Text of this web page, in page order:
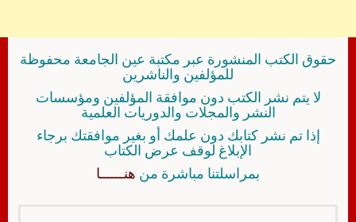
حقوق الكتب المنشورة عبر مكتبة عين الجامعة محفوظة
للمؤلفين والناشرين
لا يتم نشر الكتب دون موافقة المؤلفين ومؤسسات
النشر والمجلات والدوريات العلمية
إذا تم نشر كتابك دون علمك أو بغير موافقتك برجاء
الإبلاغ لوقف عرض الكتاب
بمراسلتنا مباشرة من هنــــــا